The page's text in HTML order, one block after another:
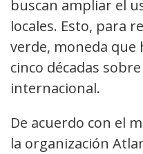
buscan ampliar el
locales. Esto, para
verde, moneda que
cinco décadas
internacional.
De acuerdo con el
la organización